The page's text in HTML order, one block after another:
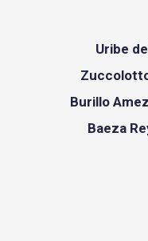
Uribe
Burillo
Baeza